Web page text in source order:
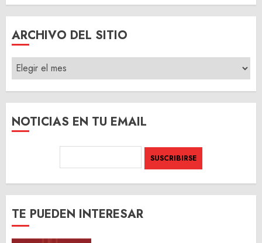
ARCHIVO DEL SITIO
ARCHIVO
DEL
SITIO
NOTICIAS EN TU EMAIL
TE PUEDEN INTERESAR